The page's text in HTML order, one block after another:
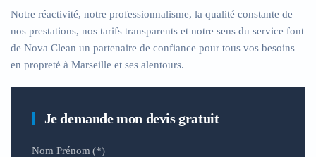
Notre réactivité, notre professionnalisme, la qualité constante de
nos prestations, nos tarifs transparents et notre sens du service font
de Nova Clean un partenaire de confiance pour tous vos besoins
en propreté à Marseille et ses alentours.
Je demande mon devis gratuit
Nom Prénom (*)